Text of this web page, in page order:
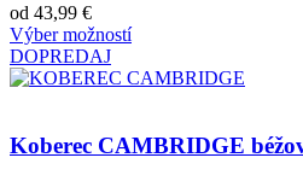
od 43,99 €
Výber možností
DOPREDAJ
Koberec CAMBRIDGE